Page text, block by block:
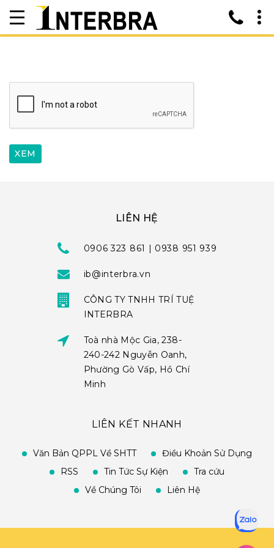
LIÊN HỆ
0906 323 861 | 0938 951 939
ib@interbra.vn
CÔNG TY TNHH TRÍ TUỆ
INTERBRA
Toà nhà Mộc Gia, 238-
240-242 Nguyễn Oanh,
Phường Gò Vấp, Hồ Chí
Minh
LIÊN KẾT NHANH
Văn Bản QPPL Về SHTT
Điều Khoản Sử Dụng
RSS
Tin Tức Sự Kiện
Tra cứu
Về Chúng Tôi
Liên Hệ